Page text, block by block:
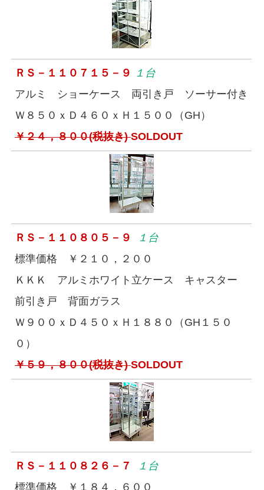
ＲＳ－１１０７１５－９ １台
アルミ ショーケース 両引き戸 ソーサー付き
Ｗ８５０ｘＤ４６０ｘＨ１５００（GH）
￥２４，８００(税抜き)SOLDOUT
ＲＳ－１１０８０５－９
１台
標準価格 ￥２１０，２００
ＫＫＫ アルミホワイト立ケース キャスター
前引き戸 背面ガラス
Ｗ９００ｘＤ４５０ｘＨ１８８０（GH１５０
０）
￥５９，８００(税抜き)SOLDOUT
ＲＳ－１１０８２６－７
１台
標準価格 ￥１８４，６００